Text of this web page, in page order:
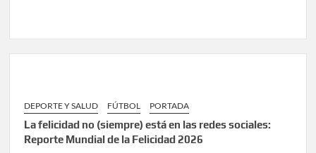
DEPORTE Y SALUD FÚTBOL PORTADA
La felicidad no (siempre) está en las redes sociales:
Reporte Mundial de la Felicidad 2026